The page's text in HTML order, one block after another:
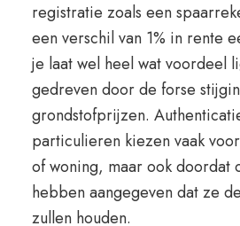
registratie zoals een
een verschil van 1% in rente
je laat wel heel wat voordeel
gedreven door de forse
grondstofprijzen.
particulieren kiezen vaak
of woning, maar ook doordat
hebben aangegeven dat ze
zullen houden.